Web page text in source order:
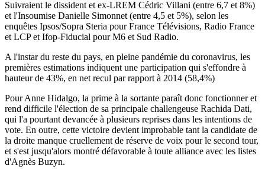
Suivraient le dissident et ex-LREM Cédric Villani (entre 6,7 et 8%)
et l'Insoumise Danielle Simonnet (entre 4,5 et 5%), selon les
enquêtes Ipsos/Sopra Steria pour France Télévisions, Radio France
et LCP et Ifop-Fiducial pour M6 et Sud Radio.
A l'instar du reste du pays, en pleine pandémie du coronavirus, les
premières estimations indiquent une participation qui s'effondre à
hauteur de 43%, en net recul par rapport à 2014 (58,4%)
Pour Anne Hidalgo, la prime à la sortante paraît donc fonctionner et
rend difficile l'élection de sa principale challengeuse Rachida Dati,
qui l'a pourtant devancée à plusieurs reprises dans les intentions de
vote. En outre, cette victoire devient improbable tant la candidate de
la droite manque cruellement de réserve de voix pour le second tour,
et s'est jusqu'alors montré défavorable à toute alliance avec les listes
d'Agnès Buzyn.